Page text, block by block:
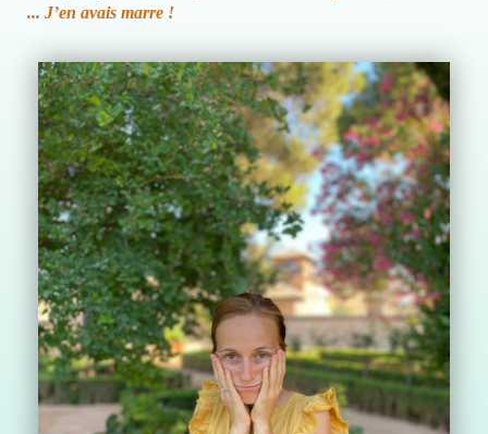
... J’en avais marre !